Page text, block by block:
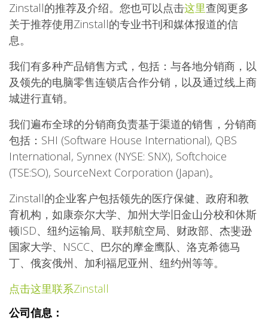
Zinstall的推荐及介绍。您也可以点击这里查阅更多
关于推荐使用Zinstall的专业书刊和媒体报道的信
息。
我们有多种产品销售方式，包括：与各地分销商，以
及领先的电脑零售连锁店合作分销，以及通过线上商
城进行直销。
我们遍布全球的分销商负责基于渠道的销售，分销商
包括：SHI (Software House International), QBS
International, Synnex (NYSE: SNX), Softchoice
(TSE:SO), SourceNext Corporation (Japan)。
Zinstall的企业客户包括领先的医疗保健、政府和教
育机构，如康奈尔大学、加州大学旧金山分校和休斯
顿ISD、纽约运输局、联邦航空局、财政部、杰斐逊
国家大学、NSCC、巴尔的摩金鹰队、洛克希德马
丁、俄亥俄州、加利福尼亚州、纽约州等等。
点击这里联系Zinstall
公司信息：